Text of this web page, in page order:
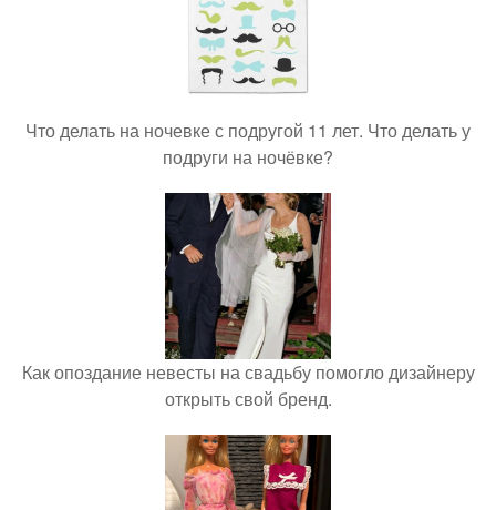
Что делать на ночевке с подругой 11 лет. Что делать у
подруги на ночёвке?
Как опоздание невесты на свадьбу помогло дизайнеру
открыть свой бренд.